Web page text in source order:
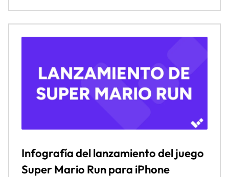
Infografía del lanzamiento del juego
Super Mario Run para iPhone